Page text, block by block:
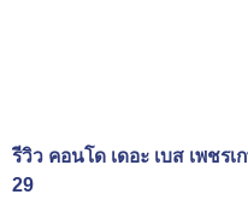
รีวิว คอนโด เดอะ เบส เพชร
29